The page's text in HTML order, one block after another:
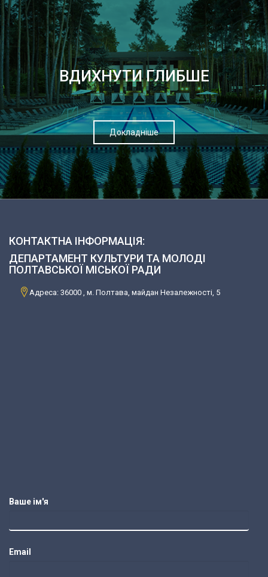
ВДИХНУТИ ГЛИБШЕ
Докладніше
КОНТАКТНА ІНФОРМАЦІЯ:
ДЕПАРТАМЕНТ КУЛЬТУРИ ТА МОЛОДІ
ПОЛТАВСЬКОЇ МІСЬКОЇ РАДИ
Адреса: 36000 , м. Полтава, майдан Незалежності, 5
Ваше ім'я
Email